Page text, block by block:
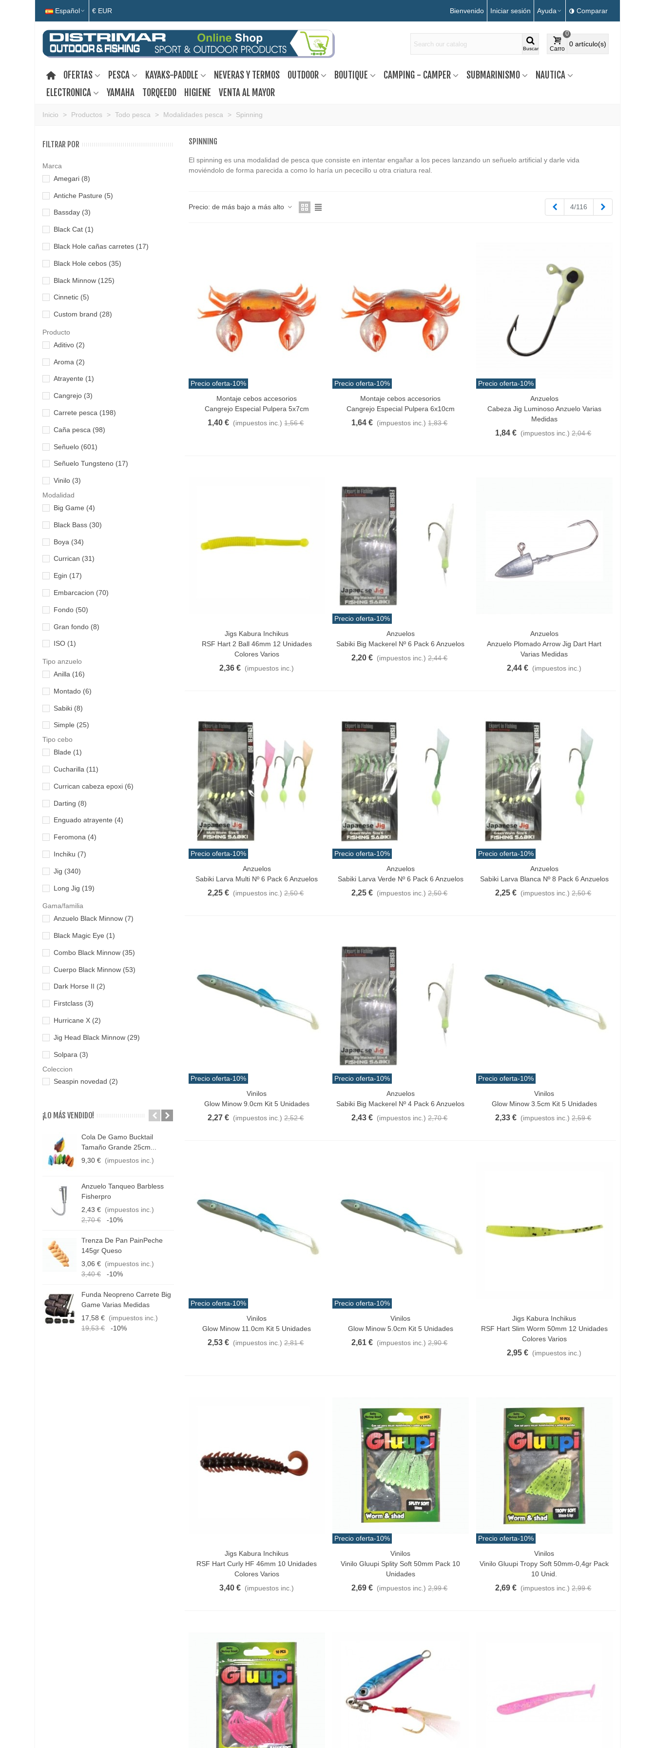
Español € EUR Bienvenido Iniciar sesión Ayuda Comparar
Buscar Carro
0
0 artículo(s)
OFERTAS PESCA KAYAKS-PADDLE NEVERAS Y TERMOS OUTDOOR BOUTIQUE CAMPING - CAMPER SUBMARINISMO
NAUTICA
ELECTRONICA
YAMAHA TORQEEDO HIGIENE VENTA AL MAYOR
Inicio > Productos > Todo pesca > Modalidades pesca > Spinning
FILTRAR POR
Marca
Amegari (8)
Antiche Pasture (5)
Bassday (3)
Black Cat (1)
Black Hole cañas carretes (17)
Black Hole cebos (35)
Black Minnow (125)
Cinnetic (5)
Custom brand (28)
Daiwa
Dashiko(31)
Duel Yo Zuri
Duo(27)
Finnor(4)
Fisherpro(13)
Gary Yamamoto
Gluupi(24)
Gomoku (11)
Grauvell
Magbite(1)
Major Craft(27)
Maria (3)
Megajig(1)
Noeby
Nomad Design
Okuma(8)
Owner(2)
Penn(24)
Quantum(15)
Ragot(1)
Rapala (21)
Savage Gear
Sea Falcon(6)
Seaspin(22)
Whiplash factory
Zetz
Producto
Aditivo (2)
Aroma (2)
Atrayente (1)
Cangrejo (3)
Carrete pesca (198)
Caña pesca (98)
Señuelo (601)
Señuelo Tungsteno (17)
Vinilo (3)
Modalidad
Big Game (4)
Black Bass (30)
Boya (34)
Currican (31)
Egin (17)
Embarcacion (70)
Fondo (50)
Gran fondo (8)
ISO (1)
Jigging(273)
Kayak(1)
Light jigging
Micro Jigging
Montaje Jigs y cebos
Volanti (71)
Tipo anzuelo
Anilla (16)
Montado (6)
Sabiki (8)
Simple (25)
Tipo cebo
Blade (1)
Cucharilla (11)
Currican cabeza epoxi (6)
Darting (8)
Enguado atrayente (4)
Feromona (4)
Inchiku (7)
Jig (340)
Long Jig (19)
Microjig(26)
Paseante Pencil(65)
Pez artificial Minnow
Popper Plug(24)
Pulpera(2)
Pulpito(12)
Ranger(3)
Sabiki(9)
Short Jig (18)
Slow Jig(79)
Vinilo
Gama/familia
Anzuelo Black Minnow (7)
Black Magic Eye (1)
Combo Black Minnow (35)
Cuerpo Black Minnow (53)
Dark Horse II (2)
Firstclass (3)
Hurricane X (2)
Jig Head Black Minnow (29)
Solpara (3)
Coleccion
Seaspin novedad (2)
¡LO MÁS VENDIDO!
Cola De Gamo Bucktail
Tamaño Grande 25cm...
9,30 € (impuestos inc.)
Anzuelo Tanqueo Barbless
Fisherpro
2,43 € (impuestos inc.)
2,70 €
-10%
Trenza De Pan PainPeche
145gr Queso
3,06 € (impuestos inc.)
3,40 €
-10%
Funda Neopreno Carrete Big
Game Varias Medidas
17,58 € (impuestos inc.)
19,53 €
-10%
31.5gramos Colores Varios
11,25 € (impuestos inc.)
-10%
Tamaño Extragande 30cm...
(impuestos inc.)
SPINNING
El spinning es una modalidad de pesca que consiste en intentar engañar a los peces lanzando un señuelo artificial y darle vida
moviéndolo de forma parecida a como lo haría un pececillo u otra criatura real.
Precio: de más bajo a más alto Anterior
4/116
Precio oferta-10%
Añadir Al Carrito
Montaje cebos accesorios
Cangrejo Especial Pulpera 5x7cm
1,40 € (impuestos inc.) 1,56 €
Precio oferta-10%
Añadir Al Carrito
Montaje cebos accesorios
Cangrejo Especial Pulpera 6x10cm
1,64 € (impuestos inc.) 1,83 €
Precio oferta-10%
Anzuelos
Cabeza Jig Luminoso Anzuelo Varias
Medidas
1,84 € (impuestos inc.) 2,04 €
Vista RápidaJigs Kabura Inchikus
RSF Hart 2 Ball 46mm 12 Unidades
Colores Varios
2,36 € (impuestos inc.)
Precio oferta-10%
Añadir Al CarritoAnzuelos
Sabiki Big Mackerel Nº 6 Pack 6 Anzuelos
2,20 € (impuestos inc.) 2,44 €
Anzuelos
Anzuelo Plomado Arrow Jig Dart Hart
Varias Medidas
2,44 € (impuestos inc.)
Precio oferta-10%
Añadir Al CarritoAnzuelos
Sabiki Larva Multi Nº 6 Pack 6 Anzuelos
2,25 € (impuestos inc.) 2,50 €
Precio oferta-10%
Añadir Al CarritoAnzuelos
Sabiki Larva Verde Nº 6 Pack 6 Anzuelos
2,25 € (impuestos inc.) 2,50 €
Precio oferta-10%
Añadir Al CarritoAnzuelos
Sabiki Larva Blanca Nº 8 Pack 6 Anzuelos
2,25 € (impuestos inc.) 2,50 €
Precio oferta-10%
Vinilos
Glow Minow 9.0cm Kit 5 Unidades
2,27 € (impuestos inc.) 2,52 €
Precio oferta-10%
Añadir Al CarritoAnzuelos
Sabiki Big Mackerel Nº 4 Pack 6 Anzuelos
2,43 € (impuestos inc.) 2,70 €
Precio oferta-10%
Vinilos
Glow Minow 3.5cm Kit 5 Unidades
2,33 € (impuestos inc.) 2,59 €
Precio oferta-10%
Vinilos
Glow Minow 11.0cm Kit 5 Unidades
2,53 € (impuestos inc.) 2,81 €
Precio oferta-10%
Vinilos
Glow Minow 5.0cm Kit 5 Unidades
2,61 € (impuestos inc.) 2,90 €
Vista RápidaJigs Kabura Inchikus
RSF Hart Slim Worm 50mm 12 Unidades
Colores Varios
2,95 € (impuestos inc.)
Vista RápidaJigs Kabura Inchikus
RSF Hart Curly HF 46mm 10 Unidades
Colores Varios
3,40 € (impuestos inc.)
Precio oferta-10%
Vinilos
Vinilo Gluupi Splity Soft 50mm Pack 10
Unidades
2,69 € (impuestos inc.) 2,99 €
Precio oferta-10%
Vinilos
Vinilo Gluupi Tropy Soft 50mm-0,4gr Pack
10 Unid.
2,69 € (impuestos inc.) 2,99 €